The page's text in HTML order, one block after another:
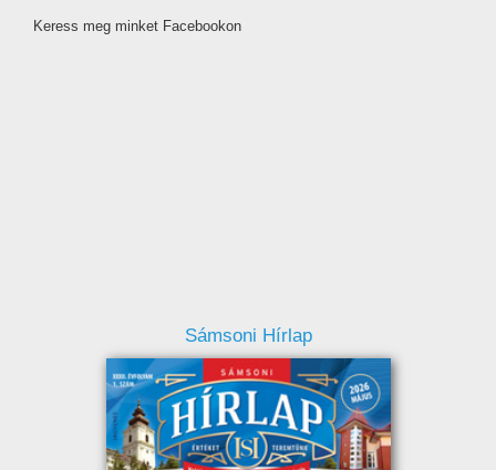
Keress meg minket Facebookon
Sámsoni Hírlap